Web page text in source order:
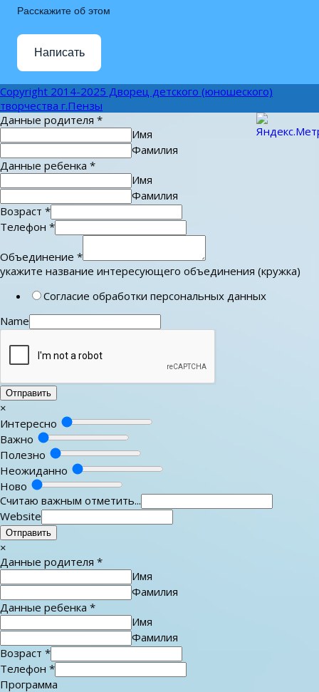
Расскажите об этом
Написать
Copyright 2014-2025 Дворец детского (юношеского)
творчества г.Пензы
Данные родителя *
Имя
Фамилия
Данные ребенка *
Имя
Фамилия
Возраст *
Телефон *
Объединение *
укажите название интересующего объединения (кружка)
Согласие обработки персональных данных
Name
Отправить
×
Интересно
Важно
Полезно
Неожиданно
Ново
Считаю важным отметить...
Website
Отправить
×
Данные родителя *
Имя
Фамилия
Данные ребенка *
Имя
Фамилия
Возраст *
Телефон *
Программа